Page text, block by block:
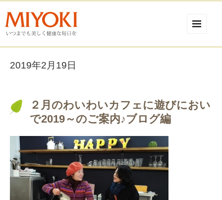
2019年2月19日
２月のわいわいカフェに遊びにおい
で2019～のご案内♪ブログ編